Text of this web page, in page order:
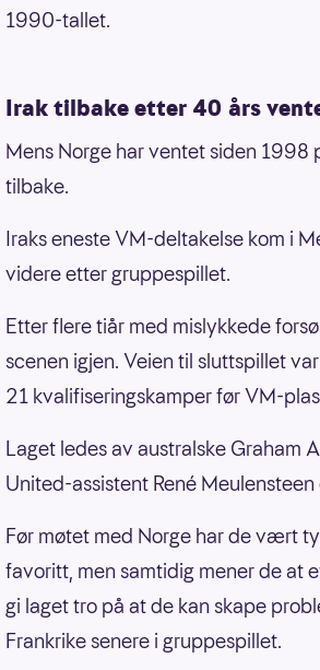
1990-tallet.
Irak tilbake etter 40 års
Mens Norge har ventet siden 1998
tilbake.
Iraks eneste VM-deltakelse kom i
videre etter gruppespillet.
Etter flere tiår med mislykkede
scenen igjen. Veien til sluttspillet
21 kvalifiseringskamper før VM-
Laget ledes av australske Graham
United-assistent René
Før møtet med Norge har de vært
favoritt, men samtidig mener de at
gi laget tro på at de kan skape
Frankrike senere i gruppespillet.